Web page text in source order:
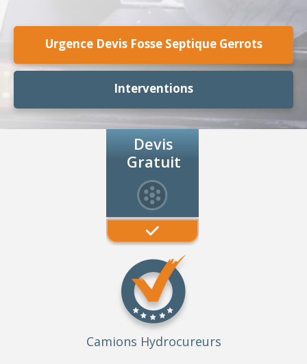
Urgence Devis Fosse Septique Gerrots
Interventions
Devis
Gratuit
Camions Hydrocureurs